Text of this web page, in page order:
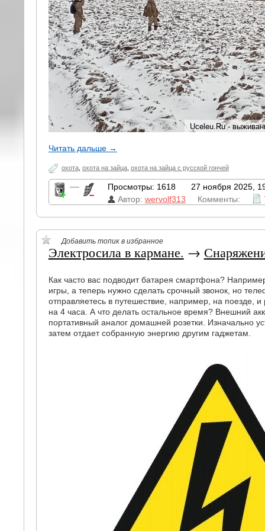
Читать дальше →
охота, охота на зайца, охота на зайца с русской гончей
— Просмотры: 1618
27 ноября 2025,
Автор: wervolf313 Комменты:
Добавить топик в избранное
Электросила в кармане. →
Как часто вас подводит батарея смартфона?
игры, а теперь нужно сделать срочный звонок, но
отправляетесь в путешествие, например, на поезде, и
на 4 часа. А что делать остальное время? Внешний
портативный аналог домашней розетки. Изначально
затем отдает собранную энергию другим гаджетам.